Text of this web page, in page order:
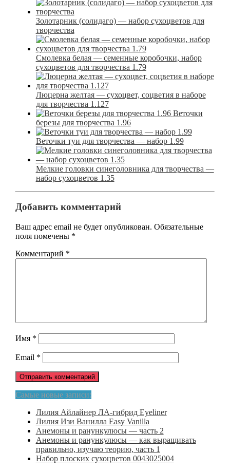
Золотарник (солидаго) — набор сухоцветов для
творчества
Смолевка белая — семенные коробочки, набор
сухоцветов для творчества 1.79
Люцерна желтая — сухоцвет, соцветия в наборе
для творчества 1.127
Веточки
березы для творчества 1.96
Веточки туи для творчества — набор 1.99
Мелкие головки синеголовника для творчества —
набор сухоцветов 1.35
Добавить комментарий
Ваш адрес email не будет опубликован. Обязательные
поля помечены *
Комментарий *
Имя *
Email *
Самые новые записи:
Лилия Айлайнер ЛА-гибрид Eyeliner
Лилия Изи Ванилла Easy Vanilla
Анемоны и ранункулюсы — часть 2
Анемоны и ранункулюсы — как выращивать
правильно, изучаю теорию, часть 1
Набор плоских сухоцветов 0043025004